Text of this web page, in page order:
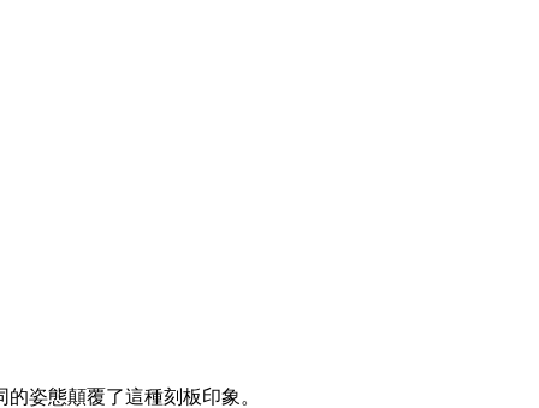
姿態顛覆了這種刻板印象。